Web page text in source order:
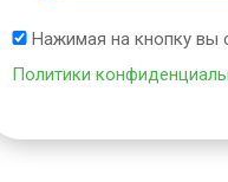
Нажимая на кнопку вы
Политики